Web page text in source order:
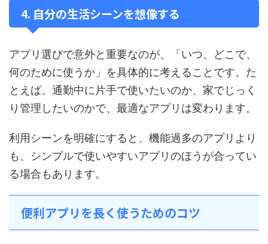
4. 自分の生活シーンを想像する
アプリ選びで意外と重要なのが、「いつ、どこで、
何のために使うか」を具体的に考えることです。た
とえば、通勤中に片手で使いたいのか、家でじっく
り管理したいのかで、最適なアプリは変わります。
利用シーンを明確にすると、機能過多のアプリより
も、シンプルで使いやすいアプリのほうが合ってい
る場合もあります。
便利アプリを長く使うためのコツ